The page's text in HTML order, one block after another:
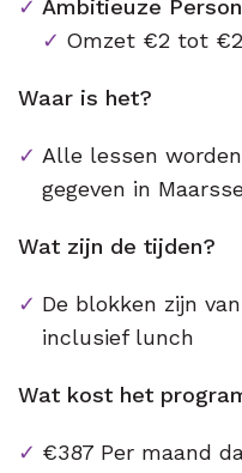
Ambitieuze
Omzet €2 tot
Waar is het?
Alle lessen
gegeven in
Wat zijn de tijden?
De blokken zijn
inclusief lunch
Wat kost het
€387 Per maand